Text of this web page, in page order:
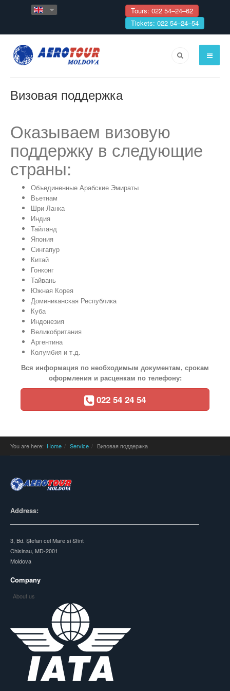
Tours: 022 54–24–62
Tickets: 022 54–24–54
Визовая поддержка
Оказываем визовую
поддержку в следующие
страны:
Объединенные Арабские Эмираты
Вьетнам
Шри-Ланка
Индия
Тайланд
Япония
Сингапур
Китай
Гонконг
Тайвань
Южная Корея
Доминиканская Республика
Куба
Индонезия
Великобритания
Аргентина
Колумбия и т.д.
Вся информация по необходимым документам, срокам
оформления и расценкам по телефону:
022 54 24 54
You are here: Home Service Визовая поддержка
Address:
3, Bd. Ștefan cel Mare si Sfint
Chisinau, MD-2001
Moldova
Company
About us